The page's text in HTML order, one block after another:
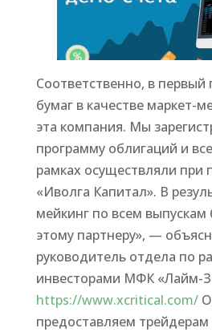
Соответственно, в
бумаг в качестве маркет-
эта компания. Мы
программу облигаций и
рамках осуществляли при
«Иволга Капитал». В
мейкинг по всем
этому партнеру», —
руководитель отдела по
инвесторами МФК «Лайм-
https://www.xcritical.com/
предоставляем